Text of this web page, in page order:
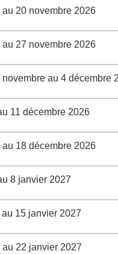
au 20 novembre 2026
au 27 novembre 2026
novembre au 4 décembre
11 décembre 2026
au 18 décembre 2026
8 janvier 2027
au 15 janvier 2027
au 22 janvier 2027